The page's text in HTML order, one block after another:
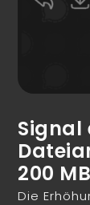
Signal
200 MB
Die